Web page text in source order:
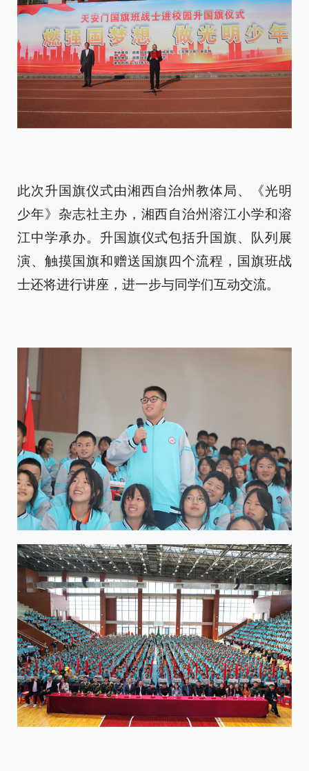
此次升国旗仪式由湘西自治州教体局、《光明
少年》杂志社主办，湘西自治州溶江小学和溶
江中学承办。升国旗仪式包括升国旗、队列展
演、触摸国旗和赠送国旗四个流程，国旗班战
士还将进行讲座，进一步与同学们互动交流。